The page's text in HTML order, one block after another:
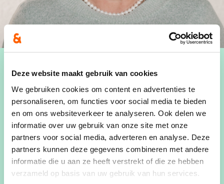
Deze website maakt gebruik van cookies
We gebruiken cookies om content en advertenties te
personaliseren, om functies voor social media te bieden
en om ons websiteverkeer te analyseren. Ook delen we
informatie over uw gebruik van onze site met onze
partners voor social media, adverteren en analyse. Deze
partners kunnen deze gegevens combineren met andere
informatie die u aan ze heeft verstrekt of die ze hebben
verzameld op basis van uw gebruik van hun services.
Leen in beeld, voor iedereen.
"Mensen kennen mij als een kunstzinnig persoon
met een hart en een babbel voor iedereen. Elke
week doe ik mijn vrijwilligerswerk in de Beelderij
en hou ik heel nauw contact met hun werking. De
cliënten van ‘t Kasteeltje van Tordale zijn mij ook